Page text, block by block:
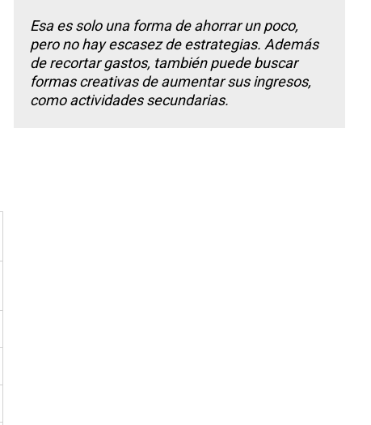
Esa es solo una forma de ahorrar un poco,
pero no hay escasez de estrategias. Además
de recortar gastos, también puede buscar
formas creativas de aumentar sus ingresos,
como actividades secundarias.